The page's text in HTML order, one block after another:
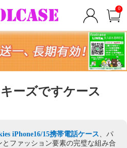
0
ーズですケース
iPhone16/15携帯電話ケース、パ
ファッション要素の完璧な組み合